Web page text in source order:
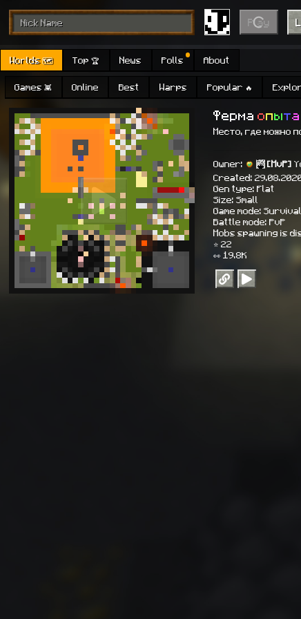
Play
Worlds 🗺 Top 🏆 News Polls About
Games 👾 Online Best Warps Popular 🔥
Фермаопыта
Место, где можно
Owner: [MvP]
Created:
Gen type: Flat
Size: Small
Game mode: Survival
Battle mode: PvP
Mobs spawning is
⭐ 22
👀 19.8K